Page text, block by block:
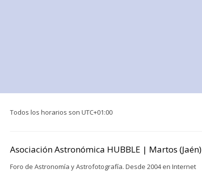
Todos los horarios son UTC+01:00
Asociación Astronómica HUBBLE | Martos (Jaén)
Foro de Astronomía y Astrofotografía. Desde 2004 en Internet